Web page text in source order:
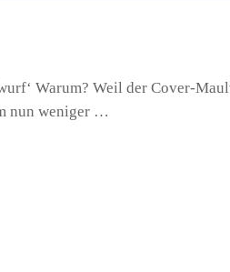
Warum? Weil der Cover-
nun weniger …